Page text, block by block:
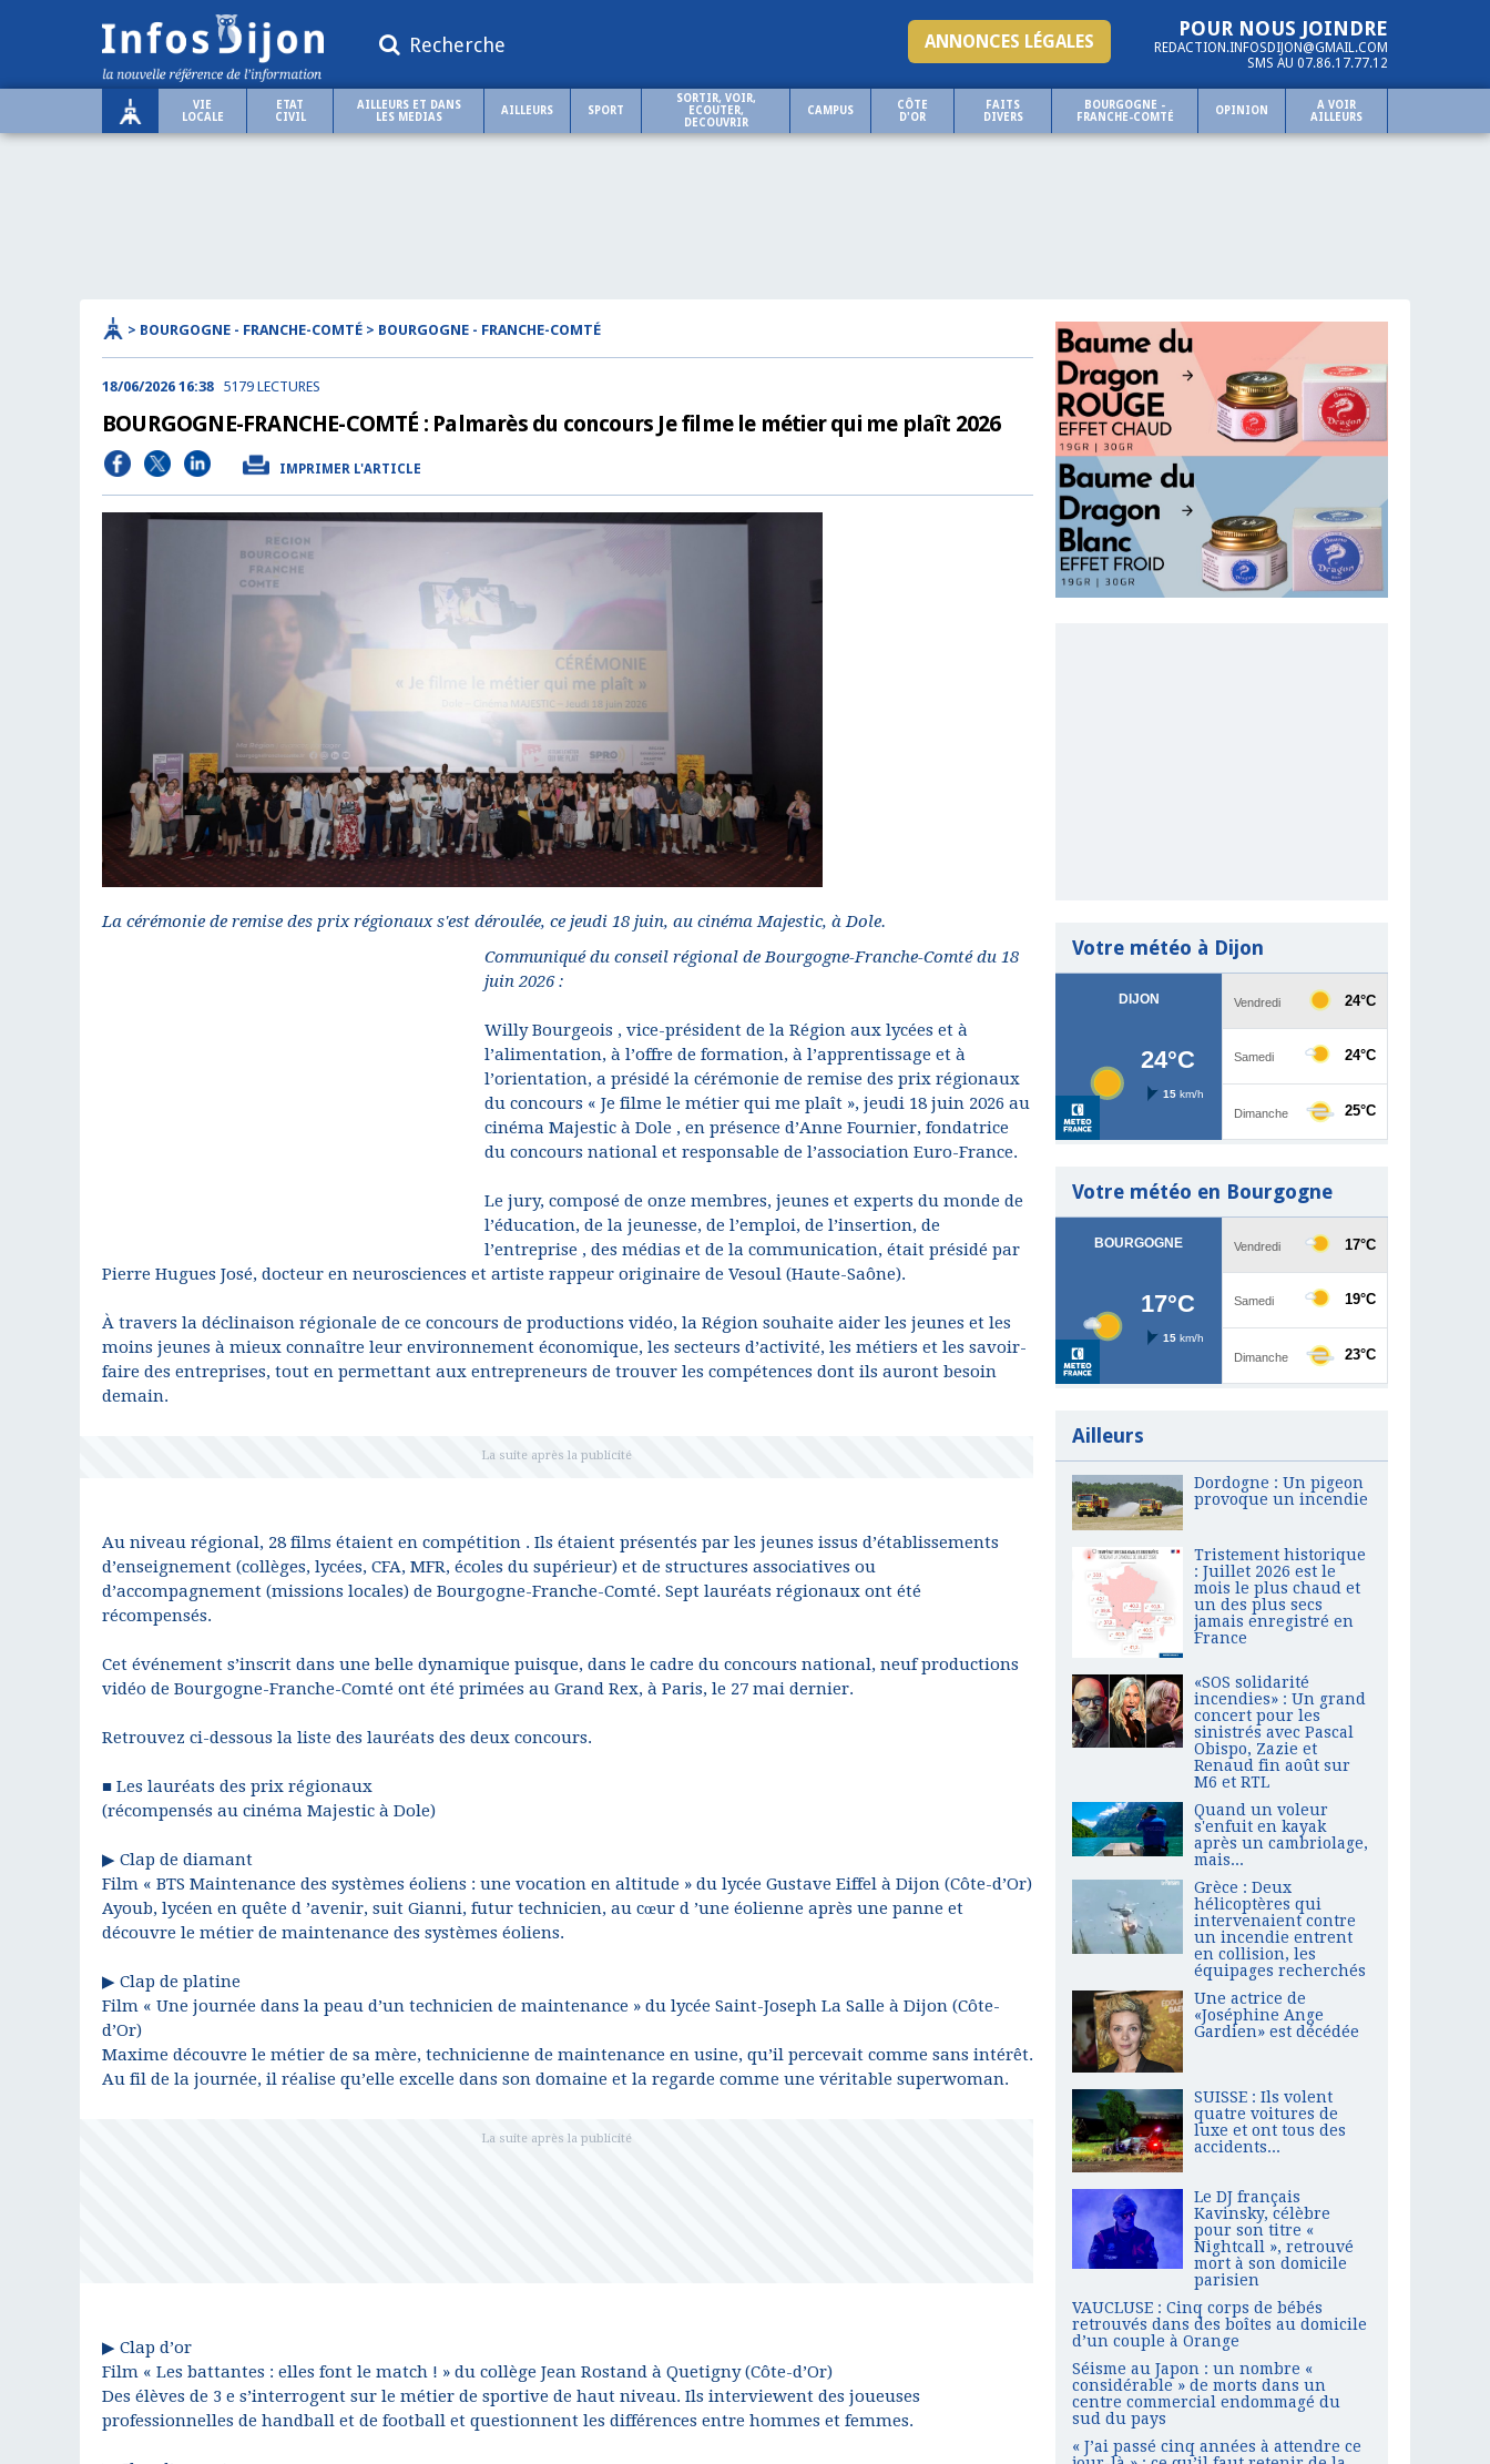
Recherche
POUR NOUS JOINDRE
REDACTION.INFOSDIJON@GMAIL.COM
SMS AU 07.86.17.77.12
ANNONCES LÉGALES
VIE
LOCALE
ETAT
CIVIL
AILLEURS ET DANS
LES MEDIAS
AILLEURS SPORT
SORTIR, VOIR,
ECOUTER,
DECOUVRIR
CAMPUS
CÔTE
D'OR
FAITS
DIVERS
BOURGOGNE -
FRANCHE-COMTÉ
OPINION
A VOIR
AILLEURS
> BOURGOGNE - FRANCHE-COMTÉ > BOURGOGNE - FRANCHE-COMTÉ
18/06/2026 16:38 5179 LECTURES
BOURGOGNE-FRANCHE-COMTÉ : Palmarès du concours Je filme le métier qui me plaît 2026
IMPRIMER L'ARTICLE
La cérémonie de remise des prix régionaux s'est déroulée, ce jeudi 18 juin, au cinéma Majestic, à Dole.
Communiqué du conseil régional de Bourgogne-Franche-Comté du 18
juin 2026 :
Willy Bourgeois , vice-président de la Région aux lycées et à
l’alimentation, à l’offre de formation, à l’apprentissage et à
l’orientation, a présidé la cérémonie de remise des prix régionaux
du concours « Je filme le métier qui me plaît », jeudi 18 juin 2026 au
cinéma Majestic à Dole , en présence d’Anne Fournier, fondatrice
du concours national et responsable de l’association Euro-France.
Le jury, composé de onze membres, jeunes et experts du monde de
l’éducation, de la jeunesse, de l’emploi, de l’insertion, de
l’entreprise , des médias et de la communication, était présidé par
Pierre Hugues José, docteur en neurosciences et artiste rappeur originaire de Vesoul (Haute-Saône).
À travers la déclinaison régionale de ce concours de productions vidéo, la Région souhaite aider les jeunes et les
moins jeunes à mieux connaître leur environnement économique, les secteurs d’activité, les métiers et les savoir-
faire des entreprises, tout en permettant aux entrepreneurs de trouver les compétences dont ils auront besoin
demain.
Au niveau régional, 28 films étaient en compétition . Ils étaient présentés par les jeunes issus d’établissements
d’enseignement (collèges, lycées, CFA, MFR, écoles du supérieur) et de structures associatives ou
d’accompagnement (missions locales) de Bourgogne-Franche-Comté. Sept lauréats régionaux ont été
récompensés.
Cet événement s’inscrit dans une belle dynamique puisque, dans le cadre du concours national, neuf productions
vidéo de Bourgogne-Franche-Comté ont été primées au Grand Rex, à Paris, le 27 mai dernier.
Retrouvez ci-dessous la liste des lauréats des deux concours.
■ Les lauréats des prix régionaux
(récompensés au cinéma Majestic à Dole)
▶ Clap de diamant
Film « BTS Maintenance des systèmes éoliens : une vocation en altitude » du lycée Gustave Eiffel à Dijon (Côte-d’Or)
Ayoub, lycéen en quête d ’avenir, suit Gianni, futur technicien, au cœur d ’une éolienne après une panne et
découvre le métier de maintenance des systèmes éoliens.
▶ Clap de platine
Film « Une journée dans la peau d’un technicien de maintenance » du lycée Saint-Joseph La Salle à Dijon (Côte-
d’Or)
Maxime découvre le métier de sa mère, technicienne de maintenance en usine, qu’il percevait comme sans intérêt.
Au fil de la journée, il réalise qu’elle excelle dans son domaine et la regarde comme une véritable superwoman.
▶ Clap d’or
Film « Les battantes : elles font le match ! » du collège Jean Rostand à Quetigny (Côte-d’Or)
Des élèves de 3 e s’interrogent sur le métier de sportive de haut niveau. Ils interviewent des joueuses
professionnelles de handball et de football et questionnent les différences entre hommes et femmes.
Votre météo à Dijon
Votre météo en Bourgogne
Ailleurs
Dordogne : Un pigeon
provoque un incendie
Tristement historique
: Juillet 2026 est le
mois le plus chaud et
un des plus secs
jamais enregistré en
France
«SOS solidarité
incendies» : Un grand
concert pour les
sinistrés avec Pascal
Obispo, Zazie et
Renaud fin août sur
M6 et RTL
Quand un voleur
s'enfuit en kayak
après un cambriolage,
mais...
Grèce : Deux
hélicoptères qui
intervenaient contre
un incendie entrent
en collision, les
équipages recherchés
Une actrice de
«Joséphine Ange
Gardien» est décédée
SUISSE : Ils volent
quatre voitures de
luxe et ont tous des
accidents...
Le DJ français
Kavinsky, célèbre
pour son titre «
Nightcall », retrouvé
mort à son domicile
parisien
VAUCLUSE : Cinq corps de bébés
retrouvés dans des boîtes au domicile
d’un couple à Orange
Séisme au Japon : un nombre «
considérable » de morts dans un
centre commercial endommagé du
sud du pays
« J’ai passé cinq années à attendre ce